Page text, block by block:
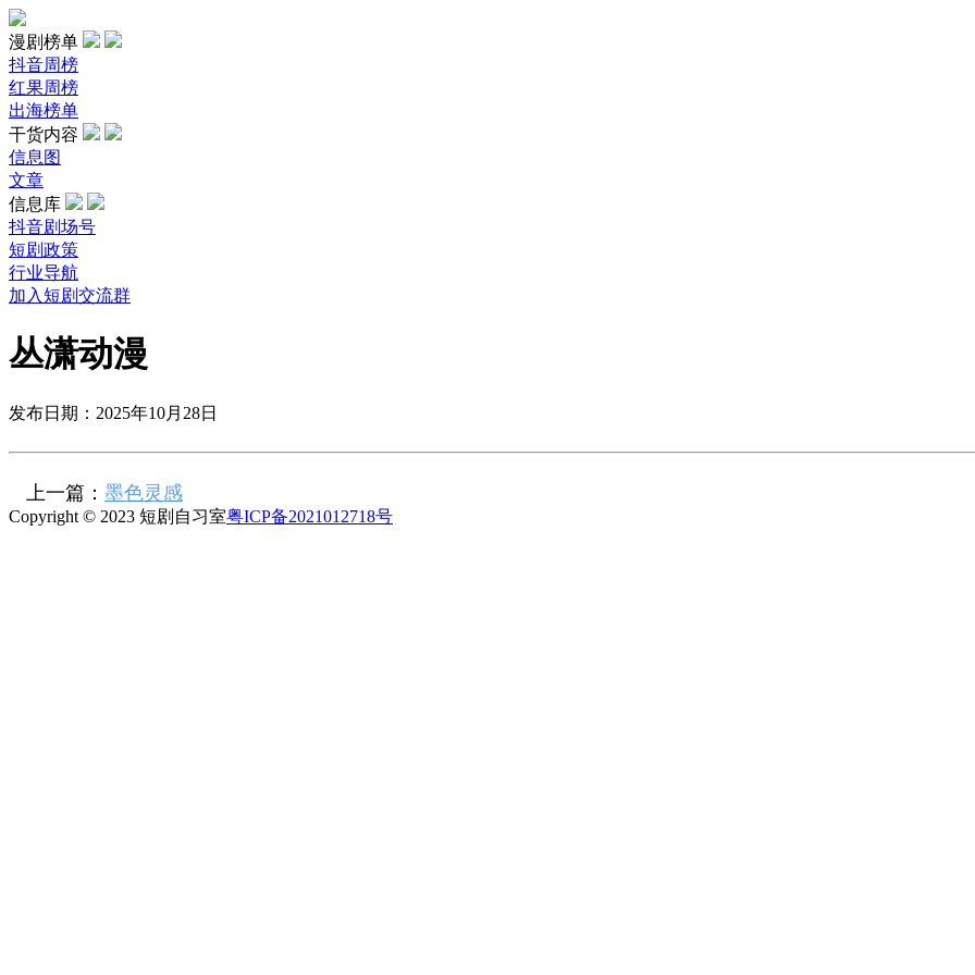
漫剧榜单
抖音周榜
红果周榜
出海榜单
干货内容
信息图
文章
信息库
抖音剧场号
短剧政策
行业导航
加入短剧交流群
丛潇动漫
发布日期：2025年10月28日
上一篇： 墨色灵感
Copyright © 2023 短剧自习室粤ICP备2021012718号